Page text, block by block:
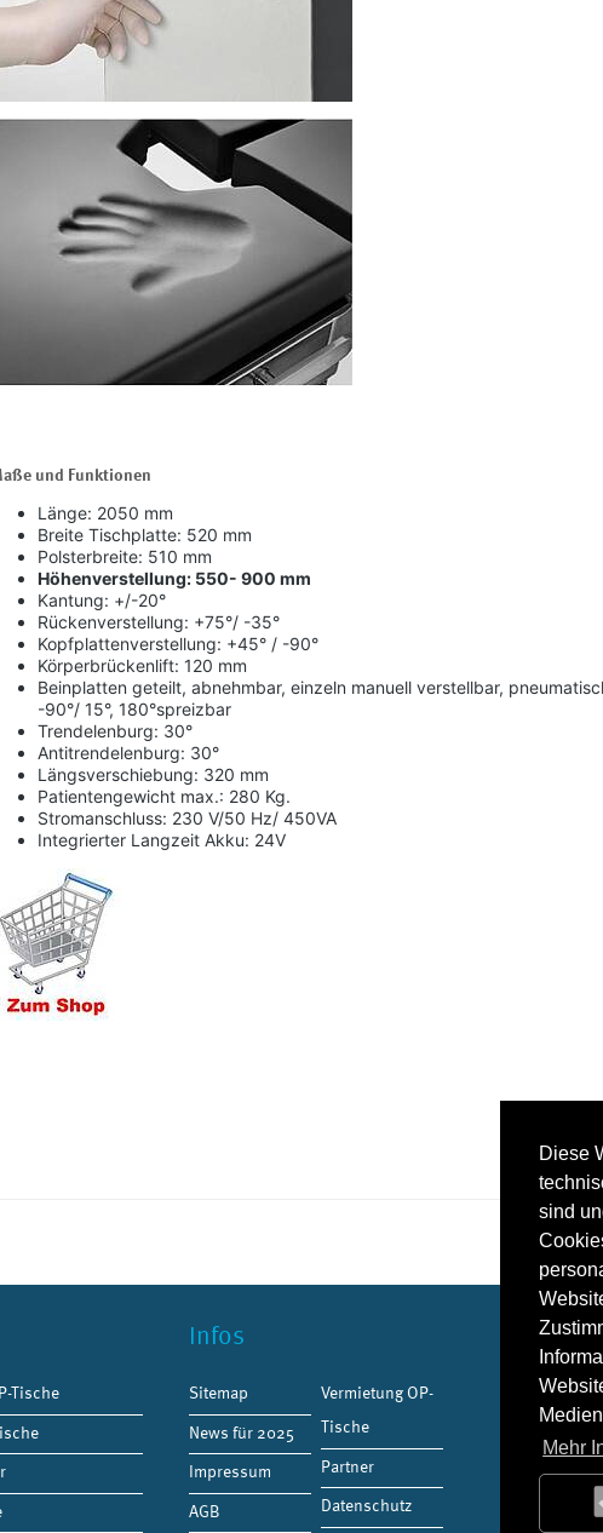
Diese
sind
Mehr
und Funktionen
Länge: 2050 mm
Breite Tischplatte: 520 mm
Polsterbreite: 510 mm
Höhenverstellung: 550- 900 mm
Kantung: +/-20°
Rückenverstellung: +75°/ -35°
Kopfplattenverstellung: +45° / -90°
Körperbrückenlift: 120 mm
Beinplatten geteilt, abnehmbar, einzeln manuell verstellbar,
-90°/ 15°, 180°spreizbar
Trendelenburg: 30°
Antitrendelenburg: 30°
Längsverschiebung: 320 mm
Patientengewicht max.: 280 Kg.
Stromanschluss: 230 V/50 Hz/ 450VA
Integrierter Langzeit Akku: 24V
Tische
Infos
Sitemap
Vermietung OP-
Tische
News für 2025
Partner
Impressum
Datenschutz
AGB